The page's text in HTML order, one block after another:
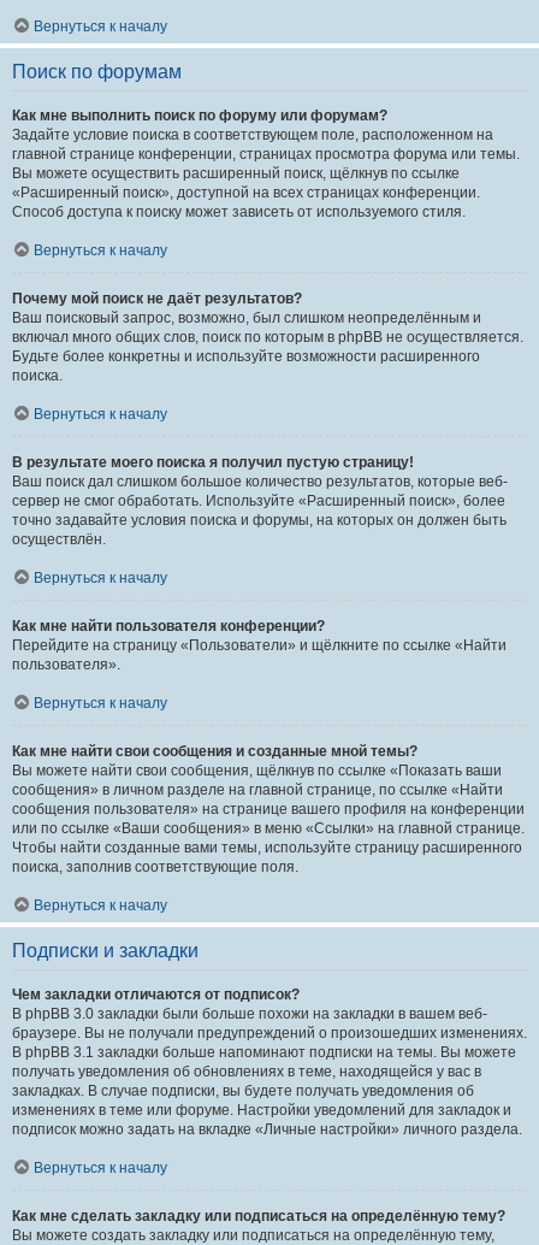
Вернуться к началу
Поиск по форумам
Как мне выполнить поиск по форуму или форумам?
Задайте условие поиска в соответствующем поле, расположенном на
главной странице конференции, страницах просмотра форума или темы.
Вы можете осуществить расширенный поиск, щёлкнув по ссылке
«Расширенный поиск», доступной на всех страницах конференции.
Способ доступа к поиску может зависеть от используемого стиля.
Вернуться к началу
Почему мой поиск не даёт результатов?
Ваш поисковый запрос, возможно, был слишком неопределённым и
включал много общих слов, поиск по которым в phpBB не осуществляется.
Будьте более конкретны и используйте возможности расширенного
поиска.
Вернуться к началу
В результате моего поиска я получил пустую страницу!
Ваш поиск дал слишком большое количество результатов, которые веб-
сервер не смог обработать. Используйте «Расширенный поиск», более
точно задавайте условия поиска и форумы, на которых он должен быть
осуществлён.
Вернуться к началу
Как мне найти пользователя конференции?
Перейдите на страницу «Пользователи» и щёлкните по ссылке «Найти
пользователя».
Вернуться к началу
Как мне найти свои сообщения и созданные мной темы?
Вы можете найти свои сообщения, щёлкнув по ссылке «Показать ваши
сообщения» в личном разделе на главной странице, по ссылке «Найти
сообщения пользователя» на странице вашего профиля на конференции
или по ссылке «Ваши сообщения» в меню «Ссылки» на главной странице.
Чтобы найти созданные вами темы, используйте страницу расширенного
поиска, заполнив соответствующие поля.
Вернуться к началу
Подписки и закладки
Чем закладки отличаются от подписок?
В phpBB 3.0 закладки были больше похожи на закладки в вашем веб-
браузере. Вы не получали предупреждений о произошедших изменениях.
В phpBB 3.1 закладки больше напоминают подписки на темы. Вы можете
получать уведомления об обновлениях в теме, находящейся у вас в
закладках. В случае подписки, вы будете получать уведомления об
изменениях в теме или форуме. Настройки уведомлений для закладок и
подписок можно задать на вкладке «Личные настройки» личного раздела.
Вернуться к началу
Как мне сделать закладку или подписаться на определённую тему?
Вы можете создать закладку или подписаться на определённую тему,